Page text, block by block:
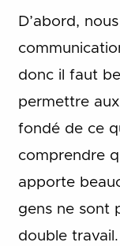
D’abord,
donc il faut
permettre
fondé de ce
comprendre
apporte
gens ne sont
double